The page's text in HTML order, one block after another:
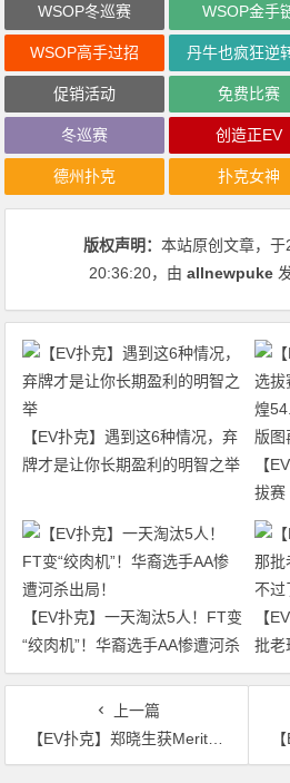
WSOP冬巡赛 WSOP金手
WSOP高手过招 丹牛也疯狂逆
促销活动 免费比赛
冬巡赛 创造正EV
德州扑克 扑克女神
版权声明：本站原创文章，
20:36:20，由allnewpuke
【EV扑克】遇到这6种情况，弃
牌才是让你长期盈利的明智之举
【
拔赛
54.4
图
【EV扑克】一天淘汰5人！FT变
“绞肉机”！华裔选手AA惨遭河杀
出局！
【
批老
过了
上一篇
【EV扑克】郑晓生获Merit Poker西部系列主赛第5名 Terrance Reid将与Doug Polk进行单挑比赛
【